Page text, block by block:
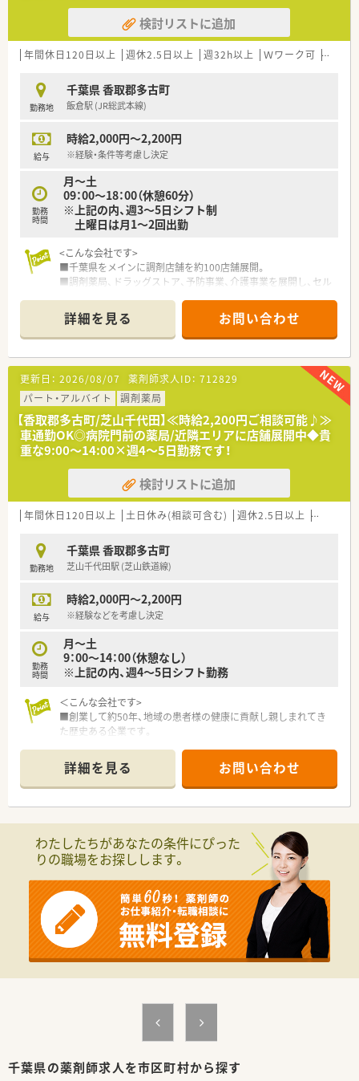
検討リストに追加
年間休日120日以上 週休2.5日以上 週32h以上 Ｗワーク可 残業
勤務地
千葉県 香取郡多古町
飯倉駅 (JR総武本線)
給与
時給2,000円～2,200円
※経験・条件等考慮し決定
勤務
時間
月～土
09：00～18：00（休憩60分）
※上記の内、週3～5日シフト制
土曜日は月1～2回出勤
<こんな会社です>
■千葉県をメインに調剤店舗を約100店舗展開。
■調剤薬局、ドラッグストア、予防事業、介護事業を展開し、セル
ています。
■セルフメディケーションと在宅医療を推進し、看護師や管理栄
養士、ケアマネージャー、登録販売者など幅広い職種の従業員が
在籍しており職種を超えた連携で地域の健康をサポートしてい
ます。
■全店で分離申請となっており、調剤業務に専念できる就業環境
となっております。レジ打ちや品出しは行わず、薬局を併設して
いない店舗への配属はございません。
■調剤併設ドラッグストアや総合病院門、在宅医療専門など様々
なタイプの薬局があり、活躍の場が幅広く用意されております。
ご希望の方には在宅医療の分野などへ進んでいくことも可能で、
薬剤師としてスキルアップを目指していけます。
詳細を見る お問い合わせ
更新日： 2026/08/07 薬剤師求人ID： 712829
パート・アルバイト
調剤薬局
【香取郡多古町/芝山千代田】≪時給2,200円ご相談可能♪≫
車通勤OK◎病院門前の薬局/近隣エリアに店舗展開中◆貴
重な9:00～14:00×週4～5日勤務です！
検討リストに追加
年間休日120日以上 土日休み(相談可含む) 週休2.5日以上 残業な
勤務地
千葉県 香取郡多古町
芝山千代田駅 (芝山鉄道線)
給与
時給2,000円～2,200円
※経験などを考慮し決定
勤務
時間
月～土
9：00～14：00（休憩なし）
※上記の内、週4～5日シフト勤務
＜こんな会社です>
■創業して約50年、地域の患者様の健康に貢献し親しまれてき
た歴史ある企業です。
展開している地域に根差した調剤薬局です。
転居を伴う異動は発生しません。
■クリニック門前や総合病院門前（無菌調剤室完備）等、薬局ごと
に色の違う処方内容を経験でき、薬剤師としてスキルアップして
■在宅医療にも力を入れており、在宅専任部隊もございます。ご
経験を生かしていきたい方、これから学びたい方必見！
■経験やキャリアごとに研修が分かれており、ほか自己学習のサ
ポートもしていただける環境です。eラーニング全額補助制度あ
り！
＜充実・安定した働きやすさ＞
■有休消化約90％！残業が月平均2時間程とほぼ無し！
メリハリをつけてご就業していきたい方におすすめ！
■育児休暇の復帰率100％！
■取締役が人事として、親身になって相談にのってくれる環境で
詳細を見る お問い合わせ
わたしたちがあなたの条件にぴった
りの職場をお探しします。
千葉県の薬剤師求人を市区町村から探す